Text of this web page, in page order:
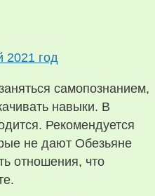
самопознанием,
навыки. В
Рекомендуется
не дают Обезьяне
отношения, что